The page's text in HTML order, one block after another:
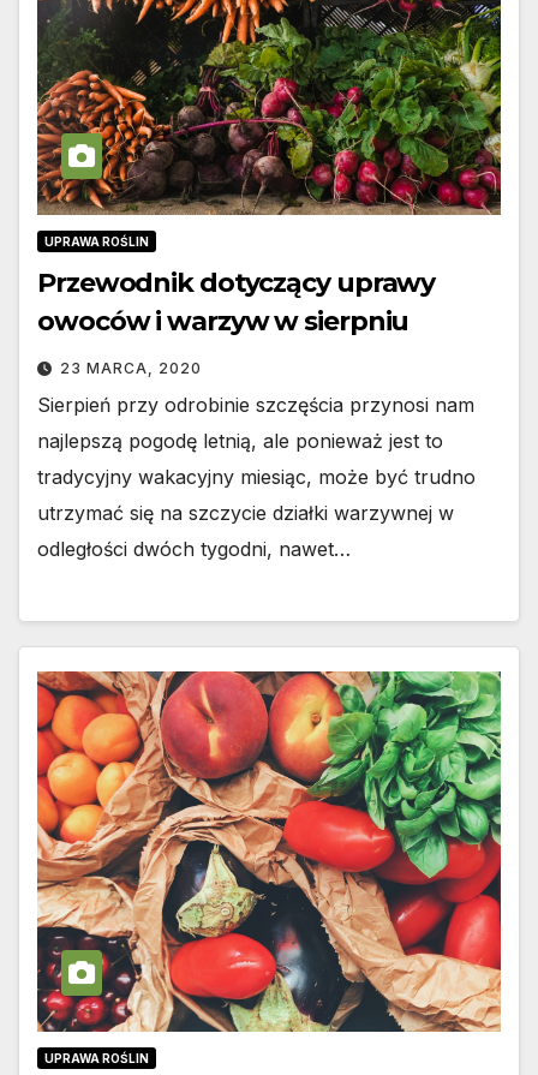
UPRAWA ROŚLIN
Przewodnik dotyczący uprawy
owoców i warzyw w sierpniu
23 MARCA, 2020
Sierpień przy odrobinie szczęścia przynosi nam
najlepszą pogodę letnią, ale ponieważ jest to
tradycyjny wakacyjny miesiąc, może być trudno
utrzymać się na szczycie działki warzywnej w
odległości dwóch tygodni, nawet…
UPRAWA ROŚLIN